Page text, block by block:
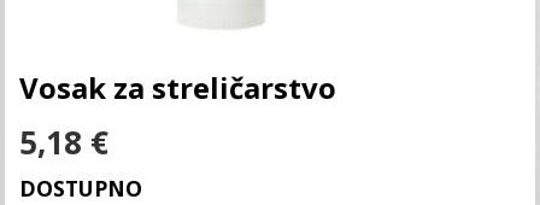
Vosak za streličarstvo
5,18 €
DOSTUPNO